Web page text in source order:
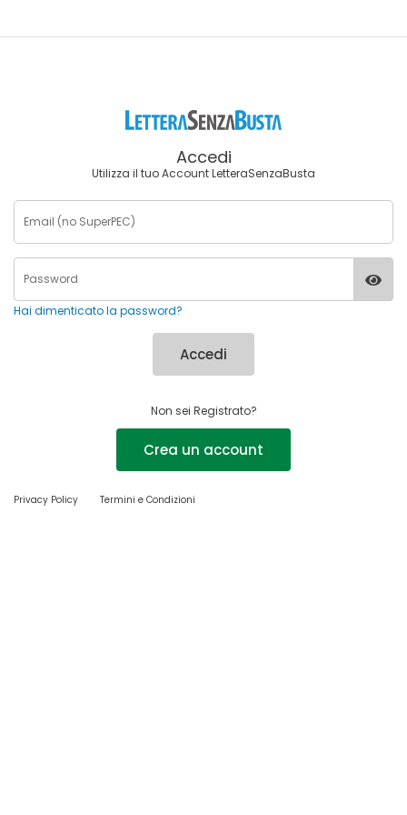
Accedi
Utilizza il tuo Account LetteraSenzaBusta
Hai dimenticato la password?
Accedi
Non sei Registrato?
Crea un account
Privacy Policy Termini e Condizioni